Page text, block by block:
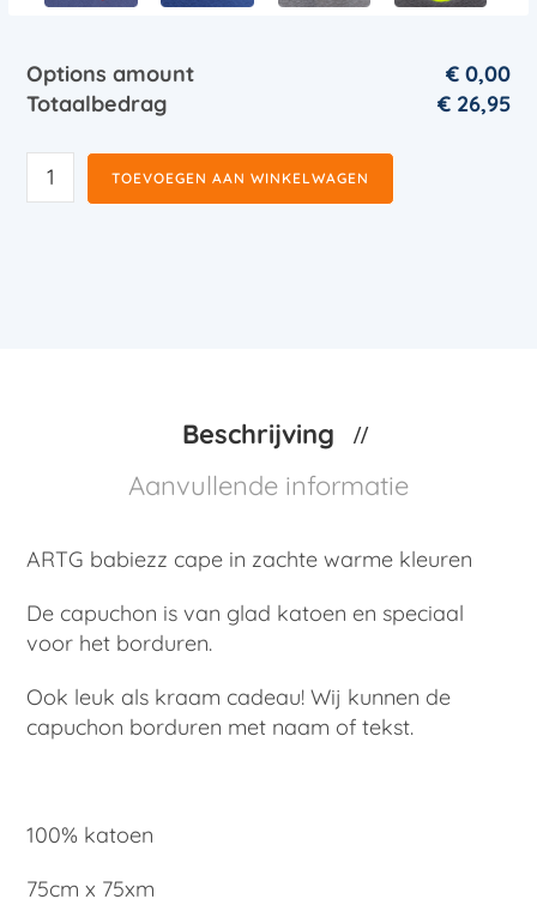
Options amount
€ 0,00
Totaalbedrag
€26,95
TOEVOEGEN AAN WINKELWAGEN
Beschrijving
Aanvullende informatie
ARTG babiezz cape in zachte warme kleuren
De capuchon is van glad katoen en speciaal
voor het borduren.
Ook leuk als kraam cadeau! Wij kunnen de
capuchon borduren met naam of tekst.
100% katoen
75cm x 75xm